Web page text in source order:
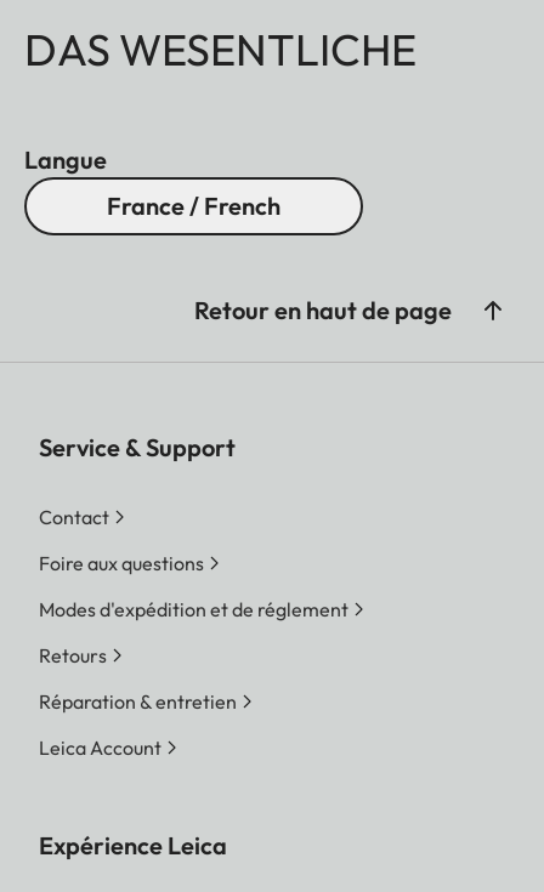
DAS WESENTLICHE
Langue
France / French
Retour en haut de page
Service & Support
Contact
Foire aux questions
Modes d'expédition et de réglement
Retours
Réparation & entretien
Leica Account
Expérience Leica